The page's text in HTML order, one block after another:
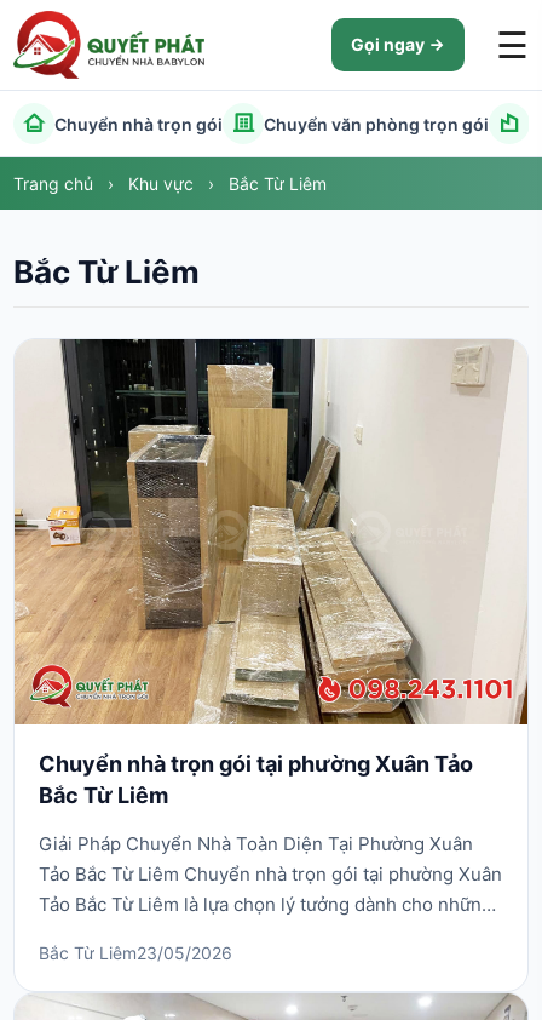
Gọi ngay ☰
Chuyển nhà trọn gói Chuyển văn phòng trọn gói
Trang chủ › Khu vực › Bắc Từ Liêm
Bắc Từ Liêm
Chuyển nhà trọn gói tại phường Xuân Tảo
Bắc Từ Liêm
Giải Pháp Chuyển Nhà Toàn Diện Tại Phường Xuân
Tảo Bắc Từ Liêm Chuyển nhà trọn gói tại phường Xuân
Tảo Bắc Từ Liêm là lựa chọn lý tưởng dành cho những
thuận tiện và an toàn. Dịch vụ này không chỉ giúp
khách hàng giảm bớt gánh nặng khi phải tự mình vận
Bắc Từ Liêm23/05/2026